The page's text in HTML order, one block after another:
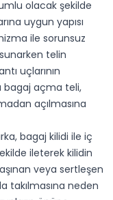
olacak şekilde
uygun yapısı
ile sorunsuz
telin
uçlarının
bagaj açma teli,
açılmasına
bagaj kilidi ile iç
ileterek kilidin
veya sertleşen
takılmasına neden